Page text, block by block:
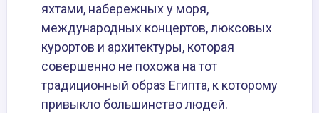
яхтами, набережных у моря,
международных концертов, люксовых
курортов и архитектуры, которая
совершенно не похожа на тот
традиционный образ Египта, к которому
привыкло большинство людей.